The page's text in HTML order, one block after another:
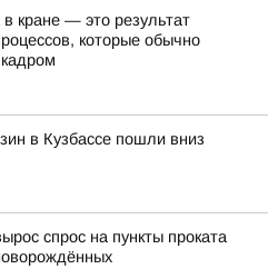
кране — это результат
которые обычно
в Кузбассе пошли вниз
спрос на пункты проката